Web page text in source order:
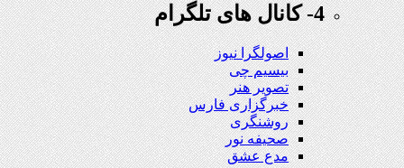
4- کانال های تلگرام
اصولگرا نیوز
بیسیم چی
تصویر هنر
خبرگزاری فارس
روشنگری
صحیفه نور
مدع عشق